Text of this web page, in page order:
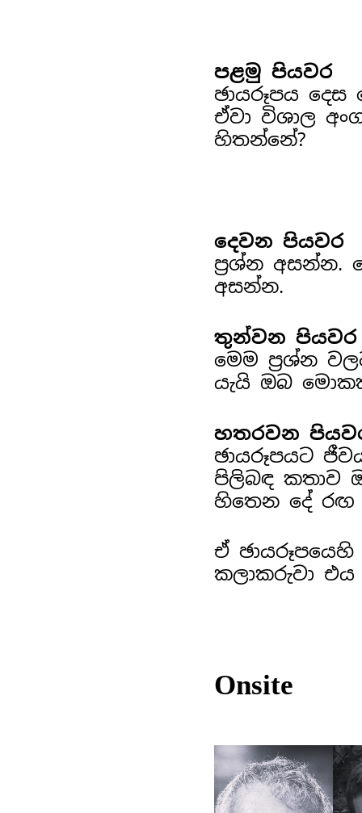
පළමු පියවර
ඡායරූපය
ඒවා විශාල
හිතන්නේ?
දෙවන පියවර
ප්‍රශ්න අසන්න.
අසන්න.
තුන්වන පියවර
මෙම ප්‍රශ්න
යැයි ඔබ
හතරවන
ඡායරූපයට
පිලිබඳ කතාව
හිතෙන දේ රඟ
ඒ
කලාකරුවා
Onsite